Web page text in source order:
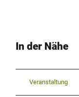
In der Nähe
Veranstaltung